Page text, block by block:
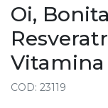
Oi,
Vitamina
COD: 23119